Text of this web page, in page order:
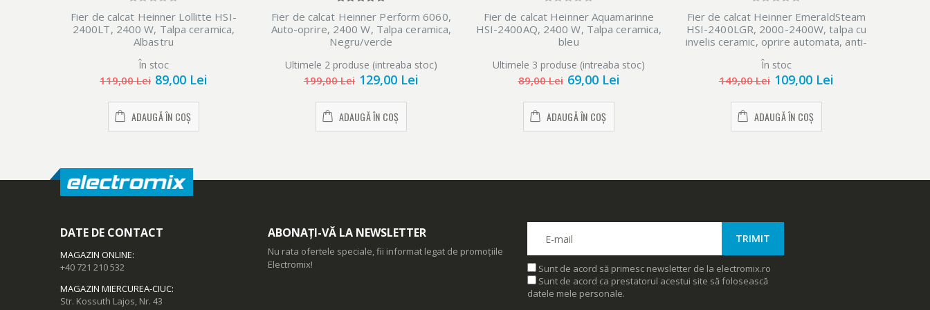
Fier de calcat Heinner Lollitte HSI-
2400LT, 2400 W, Talpa ceramica,
Albastru
În stoc
119,00 Lei 89,00 Lei
ADAUGĂ ÎN COȘ
Fier de calcat Heinner Perform 6060,
Auto-oprire, 2400 W, Talpa ceramica,
Negru/verde
Ultimele 2 produse (intreaba stoc)
199,00 Lei 129,00 Lei
ADAUGĂ ÎN COȘ
Fier de calcat Heinner Aquamarinne
HSI-2400AQ, 2400 W, Talpa ceramica,
bleu
Ultimele 3 produse (intreaba stoc)
89,00 Lei 69,00 Lei
ADAUGĂ ÎN COȘ
Fier de calcat Heinner EmeraldSteam
HSI-2400LGR, 2000-2400W, talpa cu
invelis ceramic, oprire automata, anti-
În stoc
149,00 Lei 109,00 Lei
ADAUGĂ ÎN COȘ
DATE DE CONTACT
MAGAZIN ONLINE:
+40 721 210 532
MAGAZIN MIERCUREA-CIUC:
Str. Kossuth Lajos, Nr. 43
ABONAȚI-VĂ LA NEWSLETTER
Nu rata ofertele speciale, fii informat legat de promoțiile
Electromix!
Sunt de acord să primesc newsletter de la electromix.ro
Sunt de acord ca prestatorul acestui site să folosească
datele mele personale.